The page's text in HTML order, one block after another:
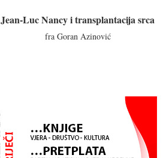
Jean-Luc Nancy i transplantacija srca
fra Goran Azinović